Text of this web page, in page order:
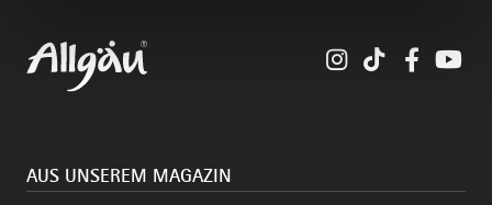
InstagramTikTok
AUS UNSEREM MAGAZIN